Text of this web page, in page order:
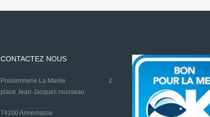
CONTACTEZ NOUS
Poissonnerie La Marée 2
place Jean-Jacques rousseau
74100 Annemasse